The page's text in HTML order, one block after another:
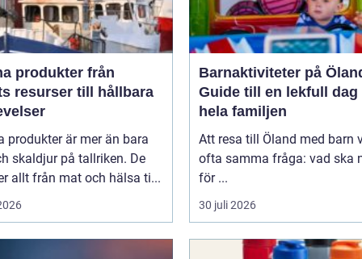
produkter från
resurser till hållbara
produkter är mer än bara
skaldjur på tallriken. De
allt från mat och hälsa ti...
Barnaktiviteter på
Guide till en lekfull dag
hela familjen
Att resa till Öland med barn
ofta samma fråga: vad ska
för ...
30 juli 2026